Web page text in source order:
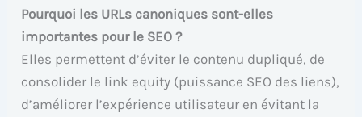
Pourquoi les URLs canoniques sont-elles
importantes pour le SEO ?
Elles permettent d’éviter le contenu dupliqué, de
consolider le link equity (puissance SEO des liens),
d’améliorer l’expérience utilisateur en évitant la